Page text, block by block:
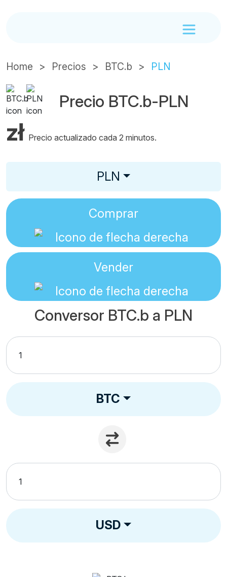
Home Precios BTC.b PLN
Precio BTC.b-PLN
zł Precio actualizado cada 2 minutos.
PLN
Comprar
Vender
Conversor BTC.b a PLN
BTC
USD